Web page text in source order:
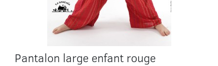
Pantalon large enfant rouge